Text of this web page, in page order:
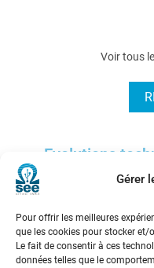
Gérer
Pour offrir les meilleures
que les cookies pour stocker
Le fait de consentir à ces
données telles que le
Voir tous
Evolutions
internationaux
système